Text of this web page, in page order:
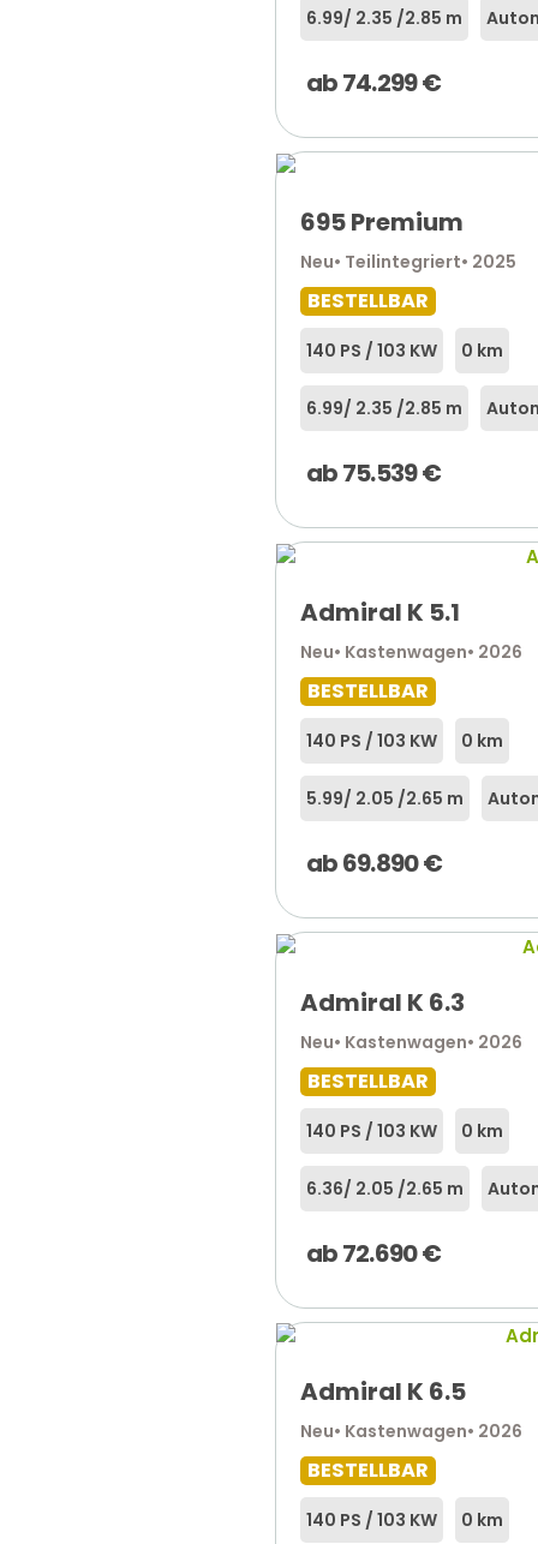
6.99/ 2.35 /2.85 m
ab74.299€
695 Premium
Neu• Teilintegriert• 2025
BESTELLBAR
140 PS / 103 KW 0 km
6.99/ 2.35 /2.85 m
ab75.539€
Admiral K 5.1
Neu• Kastenwagen• 2026
BESTELLBAR
140 PS / 103 KW 0 km
5.99/ 2.05 /2.65 m
ab69.890€
Admiral K 6.3
Neu• Kastenwagen• 2026
BESTELLBAR
140 PS / 103 KW 0 km
6.36/ 2.05 /2.65 m
ab72.690€
Admiral K 6.5
Neu• Kastenwagen• 2026
BESTELLBAR
140 PS / 103 KW 0 km